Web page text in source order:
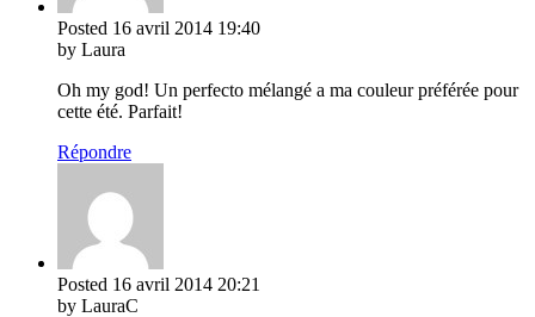
Posted 16 avril 2014 19:40
by Laura
Oh my god! Un perfecto mélangé a ma couleur préférée pour
cette été. Parfait!
Répondre
Posted 16 avril 2014 20:21
by LauraC